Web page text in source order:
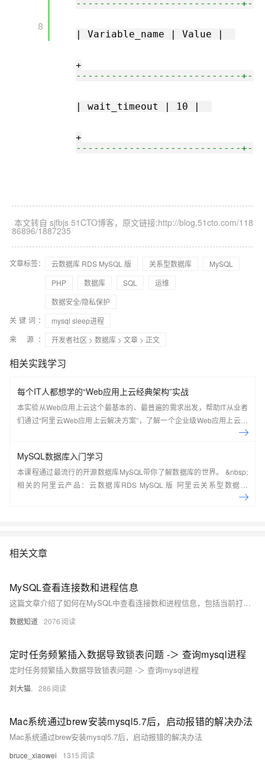
       8
----------------------------
| Variable_name | Value |
+
----------------------------
| wait_timeout | 10 |
+
----------------------------
本文转自 sjfbjs 51CTO博客，原文链接:http://blog.51cto.com/118
86896/1887235
文章标签： 云数据库 RDS MySQL 版 关系型数据库
MySQL
PHP
数据库 SQL
运维
数据安全/隐私保护
关键词：
mysql sleep进程
来 源：
开发者社区 > 数据库 > 文章 > 正文
相关实践学习
每个IT人都想学的“Web应用上云经典架构”实战
本实验从Web应用上云这个最基本的、最普遍的需求出发，帮助IT从业者
们通过“阿里云Web应用上云解决方案”，了解一个企业级Web应用上云的
MySQL数据库入门学习
本课程通过最流行的开源数据库MySQL带你了解数据库的世界。 &nbsp;
相关的阿里云产品：云数据库RDS MySQL 版 阿里云关系型数据库
RDS（Relational Database Service）是一种稳定可靠、可弹性伸缩的在
相关文章
MySQL查看连接数和进程信息
这篇文章介绍了如何在MySQL中查看连接数和进程信息，包括当前打开的连接数量、历史成功建立连接的次数、连接错误次数、连接超时设置，以及如何查看和终止正在执行的连接进程。
数据知道 2076
定时任务频繁插入数据导致锁表问题 -＞ 查询mysql进程
定时任务频繁插入数据导致锁表问题 -＞ 查询mysql进程
刘大猫. 286
Mac系统通过brew安装mysql5.7后，启动报错的解决办法
Mac系统通过brew安装mysql5.7后，启动报错的解决办法
bruce_xiaowei 1315